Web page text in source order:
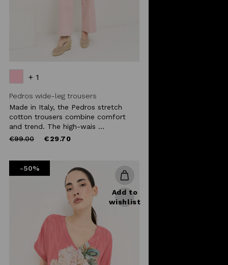
+ 1
Pedros wide-leg trousers
Made in Italy, the Pedros stretch
cotton trousers combine comfort
and trend. The high-wais ...
Price
€99.00to €29.70
-50%
Add to
wishlist